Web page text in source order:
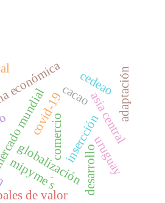
cacao
mundial insercción
de valor
asia central
globalización
covid-19 adaptación
mipyme ́s
comercio
desarrollouruguay
cedeao